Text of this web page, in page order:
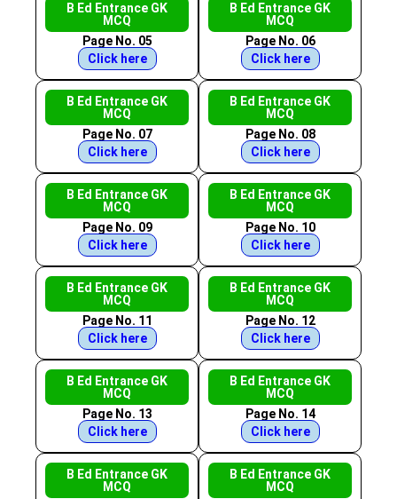
B Ed Entrance GK
MCQ
Page No. 05
Click here
B Ed Entrance GK
MCQ
Page No. 06
Click here
B Ed Entrance GK
MCQ
Page No. 07
Click here
B Ed Entrance GK
MCQ
Page No. 08
Click here
B Ed Entrance GK
MCQ
Page No. 09
Click here
B Ed Entrance GK
MCQ
Page No. 10
Click here
B Ed Entrance GK
MCQ
Page No. 11
Click here
B Ed Entrance GK
MCQ
Page No. 12
Click here
B Ed Entrance GK
MCQ
Page No. 13
Click here
B Ed Entrance GK
MCQ
Page No. 14
Click here
B Ed Entrance GK
MCQ
B Ed Entrance GK
MCQ